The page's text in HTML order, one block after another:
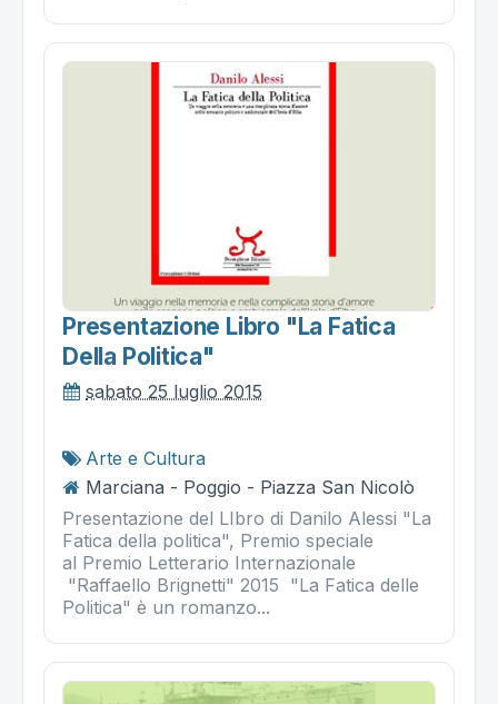
Presentazione Libro "la Fatica
Della Politica"
sabato 25 luglio 2015
Arte e Cultura
Marciana - Poggio - Piazza San Nicolò
Presentazione del LIbro di Danilo Alessi "La
Fatica della politica", Premio speciale
al Premio Letterario Internazionale
"Raffaello Brignetti" 2015 "La Fatica delle
Politica" è un romanzo...